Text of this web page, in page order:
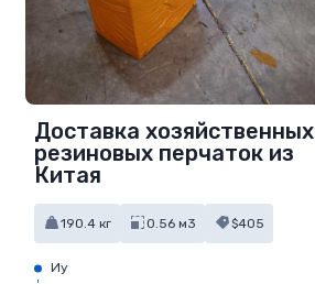
Доставка хозяйственных
резиновых перчаток из
Китая
190.4 кг 0.56 м3 $405
Иу